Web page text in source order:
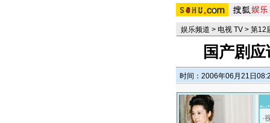
娱乐频道 > 电视 TV > 第12
国产剧
时间：2006年06月21日
·